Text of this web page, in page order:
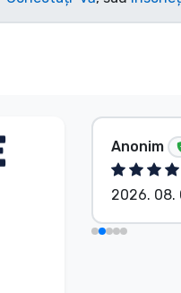
Anonim
2026. 08.